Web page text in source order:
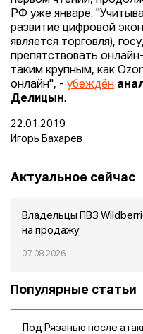
РФ уже январе.
развитие цифровой
является торговля),
препятствовать
таким крупным, как
онлайн", - убеждён
Делицын.
22.01.2019
Игорь Бахарев
Актуальное сейчас
Владельцы ПВЗ
на продажу
07.08.2026
Популярные статьи
Под Рязанью после